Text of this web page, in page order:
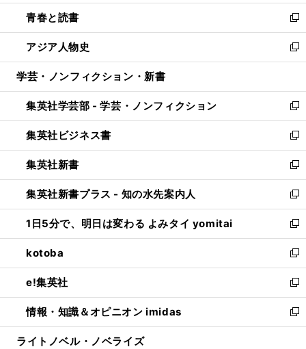
ウ
で
開
く
ン
ド
ウ
で
開
ウ
ィ
ン
ド
ウ
開
く
し
い
ウ
ィ
ン
ウ
で
開
く
青春と読書
新
し
い
ウ
ン
ド
ウ
で
開
く
アジア人物史
新
し
ウ
ィ
ン
ド
ウ
で
開
く
学芸・ノンフィクション・新書
集英社学芸部 - 学芸・ノンフィクション
新
し
い
ウ
ィ
ン
ド
ウ
で
開
く
集英社ビジネス書
新
し
い
ウ
ィ
ン
ド
ウ
で
開
く
集英社新書
新
し
い
ウ
ィ
ン
ド
ウ
で
開
く
集英社新書プラス - 知の水先案内人
新
し
い
ウ
ィ
ン
ド
ウ
で
開
1日5分で、明日は変わる よみタイ yomitai
新
し
い
ウ
ィ
ン
ド
ウ
kotoba
新
し
い
ウ
ィ
ン
e!集英社
新
し
い
ウ
情報・知識＆オピニオン imidas
新
し
ライトノベル・ノベライズ